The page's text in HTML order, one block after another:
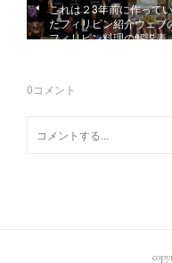
これは２3年前に作ってい
たフィリピン紹介ウェブ
フィリピン料理の解説
0コメント